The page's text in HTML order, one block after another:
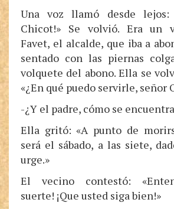
Una voz llamó desde lejos:
Chicot!» Se volvió. Era un
Favet, el alcalde, que iba a
sentado con las piernas
volquete del abono. Ella se
«¿En qué puedo servirle, señor
-¿Y el padre, cómo se
Ella gritó: «A punto de
será el sábado, a las siete,
urge.»
El vecino contestó:
suerte! ¡Que usted siga bien!»